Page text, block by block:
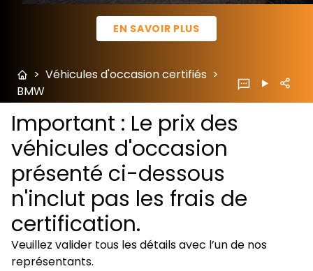
EN SAVOIR PLUS
> Véhicules d'occasion certifiés >
BMW
Important : Le prix des
véhicules d'occasion
présenté ci-dessous
n'inclut pas les frais de
certification.
Veuillez valider tous les détails avec l’un de nos
représentants.